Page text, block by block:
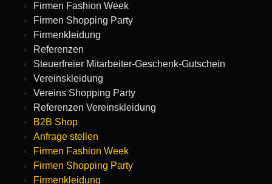
Firmen Fashion Week
Firmen Shopping Party
Firmenkleidung
Referenzen
Steuerfreier Mitarbeiter-Geschenk-Gutschein
Vereinskleidung
Vereins Shopping Party
Referenzen Vereinskleidung
B2B Shop
Anfrage stellen
Firmen Fashion Week
Firmen Shopping Party
Firmenkleidung